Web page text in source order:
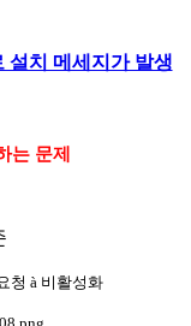
설치 메세지가 발생
는 문제
청 à 비활성화